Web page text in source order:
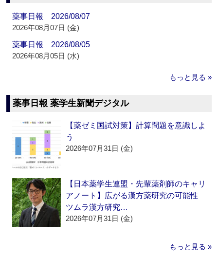
薬事日報 2026/08/07
2026年08月07日 (金)
薬事日報 2026/08/05
2026年08月05日 (水)
もっと見る »
薬事日報 薬学生新聞デジタル
【薬ゼミ国試対策】計算問題を意識しよ
う
2026年07月31日 (金)
【日本薬学生連盟・先輩薬剤師のキャリ
アノート】広がる漢方薬研究の可能性
ツムラ漢方研究…
2026年07月31日 (金)
もっと見る »